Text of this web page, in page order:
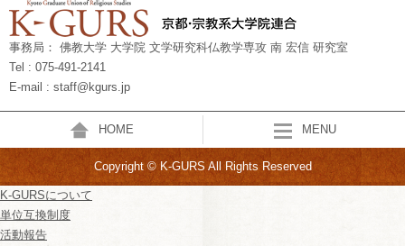
事務局： 佛教大学 大学院 文学研究科仏教学専攻 南 宏信 研究室
Tel : 075-491-2141
E-mail : staff@kgurs.jp
HOME MENU
Copyright © K-GURS All Rights Reserved
K-GURSについて
単位互換制度
活動報告